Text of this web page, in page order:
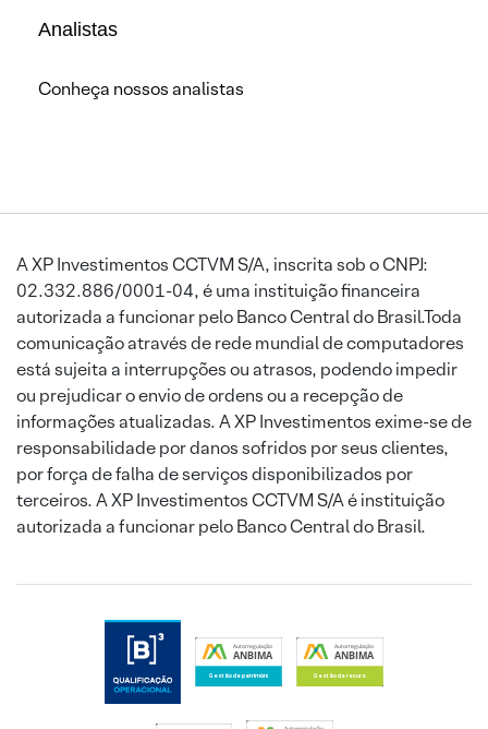
Analistas
Conheça nossos analistas
A XP Investimentos CCTVM S/A, inscrita sob o CNPJ:
02.332.886/0001-04, é uma instituição financeira
autorizada a funcionar pelo Banco Central do Brasil.Toda
comunicação através de rede mundial de computadores
está sujeita a interrupções ou atrasos, podendo impedir
ou prejudicar o envio de ordens ou a recepção de
informações atualizadas. A XP Investimentos exime-se de
responsabilidade por danos sofridos por seus clientes,
por força de falha de serviços disponibilizados por
terceiros. A XP Investimentos CCTVM S/A é instituição
autorizada a funcionar pelo Banco Central do Brasil.